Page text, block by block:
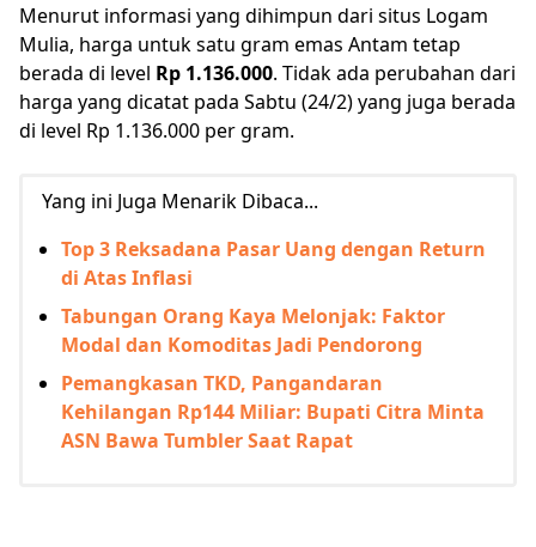
Menurut informasi yang dihimpun dari situs Logam
Mulia, harga untuk satu gram emas Antam tetap
berada di level Rp 1.136.000. Tidak ada perubahan dari
harga yang dicatat pada Sabtu (24/2) yang juga berada
di level Rp 1.136.000 per gram.
Yang ini Juga Menarik Dibaca...
Top 3 Reksadana Pasar Uang dengan Return
di Atas Inflasi
Tabungan Orang Kaya Melonjak: Faktor
Modal dan Komoditas Jadi Pendorong
Pemangkasan TKD, Pangandaran
Kehilangan Rp144 Miliar: Bupati Citra Minta
ASN Bawa Tumbler Saat Rapat